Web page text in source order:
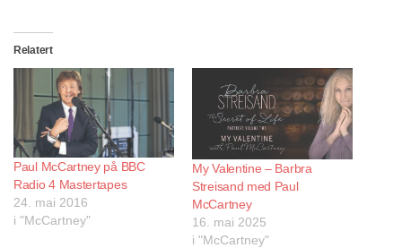
Relatert
Paul McCartney på BBC
Radio 4 Mastertapes
24. mai 2016
i "McCartney"
My Valentine – Barbra
Streisand med Paul
McCartney
16. mai 2025
i "McCartney"